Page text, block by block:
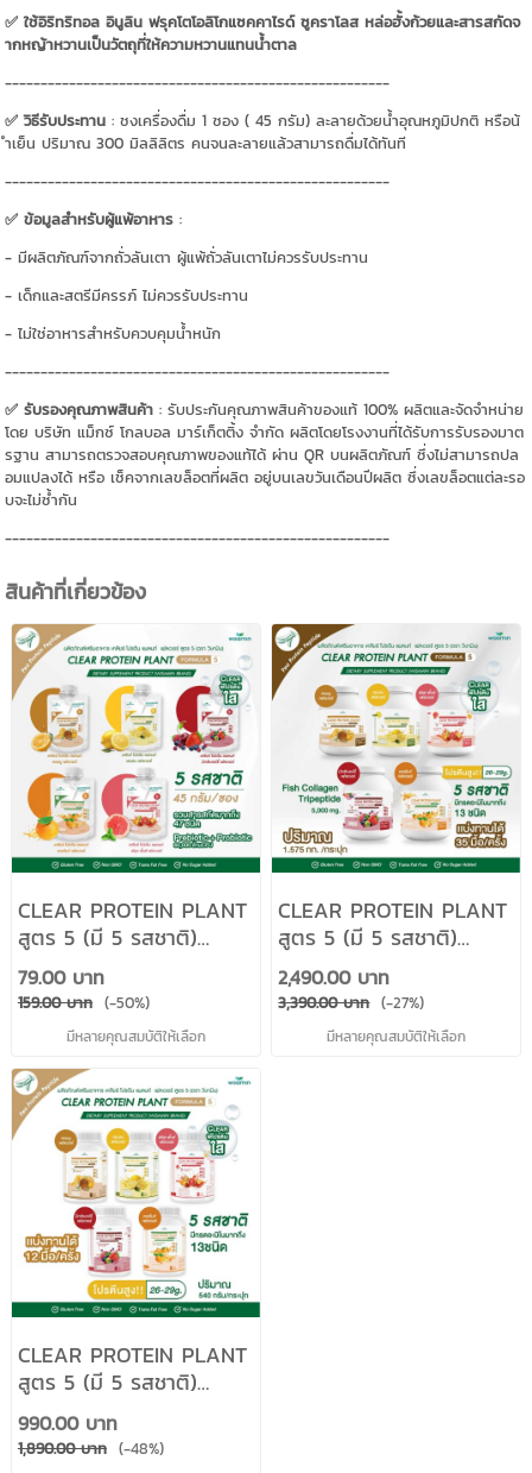
✅ ใช้อิริทริทอล อินูลิน ฟรุคโตโอลิโกแซคคาไรด์ ซูคราโลส หล่อฮั้งก้วยและสารสกัดจ
ากหญ้าหวานเป็นวัตถุที่ให้ความหวานแทนน้ำตาล
------------------------------------------------------
✅ วิธีรับประทาน : ชงเครื่องดื่ม 1 ซอง ( 45 กรัม) ละลายด้วยน้ำอุณหภูมิปกติ หรือน้
ำเย็น ปริมาณ 300 มิลลิลิตร คนจนละลายแล้วสามารถดื่มได้ทันที
------------------------------------------------------
✅ ข้อมูลสำหรับผู้แพ้อาหาร:
- มีผลิตภัณฑ์จากถั่วลันเตา ผู้แพ้ถั่วลันเตาไม่ควรรับประทาน
- เด็กและสตรีมีครรภ์ ไม่ควรรับประทาน
- ไม่ใช่อาหารสำหรับควบคุมน้ำหนัก
------------------------------------------------------
✅ รับรองคุณภาพสินค้า: รับประกันคุณภาพสินค้าของแท้ 100% ผลิตและจัดจำหน่าย
โดย บริษัท แม็กซ์ โกลบอล มาร์เก็ตติ้ง จำกัด ผลิตโดยโรงงานที่ได้รับการรับรองมาต
รฐาน สามารถตรวจสอบคุณภาพของแท้ได้ ผ่าน QR บนผลิตภัณฑ์ ซึ่งไม่สามารถปล
อมแปลงได้ หรือ เช็คจากเลขล็อตที่ผลิต อยู่บนเลขวันเดือนปีผลิต ซึ่งเลขล็อตแต่ละรอ
บจะไม่ซ้ำกัน
------------------------------------------------------
สินค้าที่เกี่ยวข้อง
CLEAR PROTEIN PLANT
สูตร 5 (มี 5 รสชาติ)
โปรตีนพืชจากถั่วลันเตา
เปปไทด์ (ตราวิษามิน)
จำนวน 1 ซอง ปริมาณ 45
79.00 บาท
159.00 บาท (-50%)
มีหลายคุณสมบัติให้เลือก
CLEAR PROTEIN PLANT
สูตร 5 (มี 5 รสชาติ)
โปรตีนพืชจากถั่วลันเตา
เปปไทด์ (ตราวิษามิน)
ปริมาณ 1,575 กรัม /
กระปุก
2,490.00 บาท
3,390.00 บาท (-27%)
มีหลายคุณสมบัติให้เลือก
CLEAR PROTEIN PLANT
สูตร 5 (มี 5 รสชาติ)
โปรตีนพืชจากถั่วลันเตา
เปปไทด์ (ตราวิษามิน)
ปริมาณ 540 กรัม/กระปุก
990.00 บาท
1,890.00 บาท (-48%)